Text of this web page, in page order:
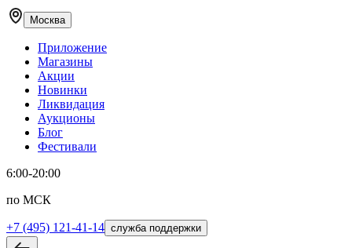
Москва
Приложение
Магазины
Акции
Новинки
Ликвидация
Аукционы
Блог
Фестивали
6:00-20:00
по МСК
+7 (495) 121-41-14 служба поддержки